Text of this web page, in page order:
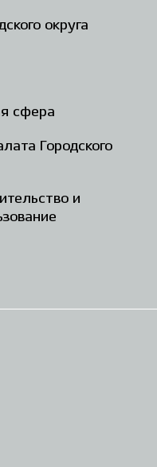
округа
сфера
Городского
и